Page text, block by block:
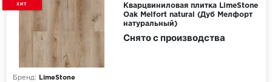
ХИТ
Кварцвиниловая плитка LimeStone
Oak Melfort natural (Дуб Мелфорт
натуральный)
Бренд:
LimeStone
Снято с производства